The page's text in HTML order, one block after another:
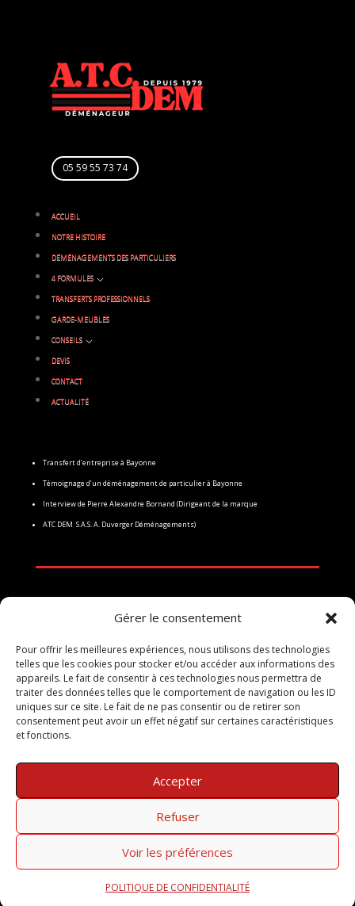
Gérer le consentement
Pour offrir les meilleures expériences, nous utilisons des technologies
telles que les cookies pour stocker et/ou accéder aux informations des
appareils. Le fait de consentir à ces technologies nous permettra de
traiter des données telles que le comportement de navigation ou les ID
uniques sur ce site. Le fait de ne pas consentir ou de retirer son
consentement peut avoir un effet négatif sur certaines caractéristiques
et fonctions.
Accepter
Refuser
Voir les préférences
POLITIQUE DE CONFIDENTIALITÉ
05 59 55 73 74
ACCUEIL
NOTRE HISTOIRE
DÉMÉNAGEMENTS DES PARTICULIERS
4 FORMULES3
TRANSFERTS PROFESSIONNELS
GARDE-MEUBLES
CONSEILS3
DEVIS
CONTACT
ACTUALITÉ
Transfert d’entreprise à Bayonne
Témoignage d’un déménagement de particulier à Bayonne
Interview de Pierre Alexandre Bornand (Dirigeant de la marque
ATC DEM S.A.S. A. Duverger Déménagements)
Politique de confidentialité
Mentions légales
Politique de cookies
Crédit Photos
Copyright © 2024 S.A.S. A. DUVERGER (Pour la marque Taxi
Camionnette). All Rights Reserved. Conception et gestion SARL